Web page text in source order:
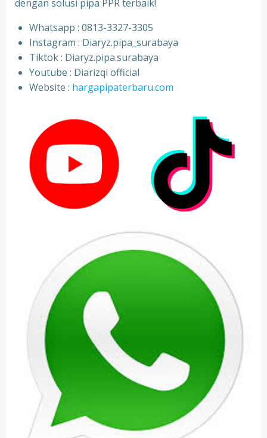
dengan solusi pipa PPR terbaik!
Whatsapp : 0813-3327-3305
⁠Instagram : Diaryz.pipa_surabaya
⁠Tiktok : Diaryz.pipa.surabaya
⁠Youtube : Diarizqi official
⁠Website : hargapipaterbaru.com